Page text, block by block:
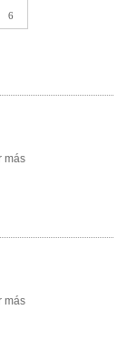
6
más
más